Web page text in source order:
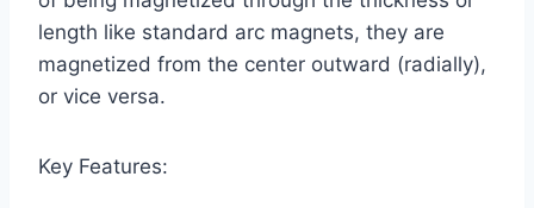
length like standard arc magnets, they are
magnetized from the center outward (radially),
or vice versa.
Key Features: